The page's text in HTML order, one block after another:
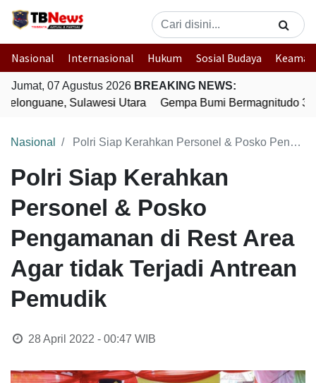
Nasional Internasional Hukum Sosial Budaya
Jumat, 07 Agustus 2026 BREAKING NEWS:
Sulawesi Utara
Gempa Bumi Bermagnitudo
Nasional Polri Siap Kerahkan Personel & Posko Pengamanan di Rest Area Agar tidak Terjadi Antrean Pemudik
Polri Siap Kerahkan
Personel & Posko
Pengamanan di Rest Area
Agar tidak Terjadi Antrean
Pemudik
28 April 2022 - 00:47 WIB